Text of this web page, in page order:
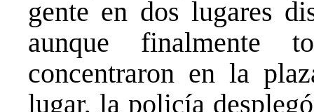
gente en dos lugares
aunque finalmente
concentraron en la
lugar, la policía